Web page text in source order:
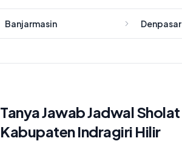
Banjarmasin Denpasar
Tanya Jawab Jadwal Sholat
Kabupaten Indragiri Hilir